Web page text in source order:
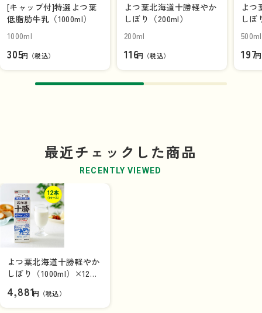
[キャップ付]特選よつ葉
低脂肪牛乳（1000ml）
1000ml
305円（税込）
よつ葉北海道十勝軽やか
しぼり（200ml）
200ml
116円（税込）
よつ
しぼ
500ml
197
最近チェックした商品
RECENTLY VIEWED
よつ葉北海道十勝軽やか
しぼり（1000ml）×12本
み】
4,881円（税込）